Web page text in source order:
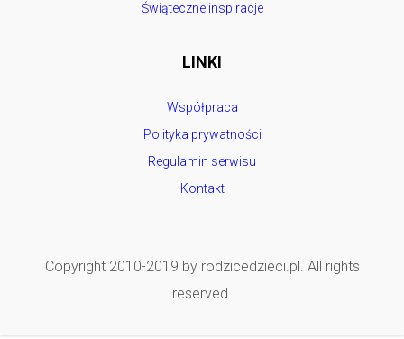
Świąteczne inspiracje
LINKI
Współpraca
Polityka prywatności
Regulamin serwisu
Kontakt
Copyright 2010-2019 by rodzicedzieci.pl. All rights
reserved.